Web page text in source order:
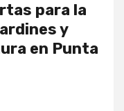
para la
y
en Punta